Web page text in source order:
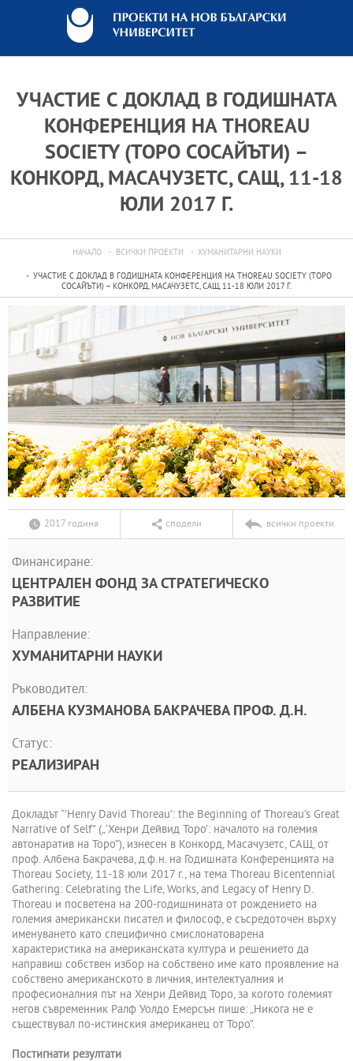
УЧАСТИЕ С ДОКЛАД В ГОДИШНАТА
КОНФЕРЕНЦИЯ НА THOREAU
SOCIETY (ТОРО СОСАЙЪТИ) –
КОНКОРД, МАСАЧУЗЕТС, САЩ, 11-18
ЮЛИ 2017 Г.
НАЧАЛО ВСИЧКИ ПРОЕКТИ ХУМАНИТАРНИ НАУКИ
УЧАСТИЕ С ДОКЛАД В ГОДИШНАТА КОНФЕРЕНЦИЯ НА THOREAU SOCIETY (ТОРО
СОСАЙЪТИ) – КОНКОРД, МАСАЧУЗЕТС, САЩ, 11-18 ЮЛИ 2017 Г.
2017 година сподели всички проекти
Финансиране:
ЦЕНТРАЛЕН ФОНД ЗА СТРАТЕГИЧЕСКО
РАЗВИТИЕ
Направление:
ХУМАНИТАРНИ НАУКИ
Ръководител:
АЛБЕНА КУЗМАНОВА БАКРАЧЕВА ПРОФ. Д.Н.
Статус:
РЕАЛИЗИРАН
Докладът “’Henry David Thoreau’: the Beginning of Thoreau’s Great
Narrative of Self” („‘Хенри Дейвид Торо’: началото на големия
автонаратив на Торо”), изнесен в Конкорд, Масачузетс, САЩ, от
проф. Албена Бакрачева, д.ф.н. на Годишната Конференцията на
Thoreau Society, 11-18 юли 2017 г., на тема Thoreau Bicentennial
Gathering: Celebrating the Life, Works, and Legacy of Henry D.
Thoreau и посветена на 200-годишнината от рождението на
големия американски писател и философ, е съсредоточен върху
именуването като специфично смислонатоварена
характеристика на американската култура и решението да
направиш собствен избор на собствено име като проявление на
собствено американското в личния, интелектуалния и
професионалния път на Хенри Дейвид Торо, за когото големият
негов съвременник Ралф Уолдо Емерсън пише: „Никога не е
съществувал по-истинския американец от Торо”.
Постигнати резултати